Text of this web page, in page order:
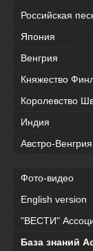
Российская
Япония
Венгрия
Княжество
Королевство
Индия
Австро-Венгрия
Фото-видео
English version
"ВЕСТИ"
База знаний